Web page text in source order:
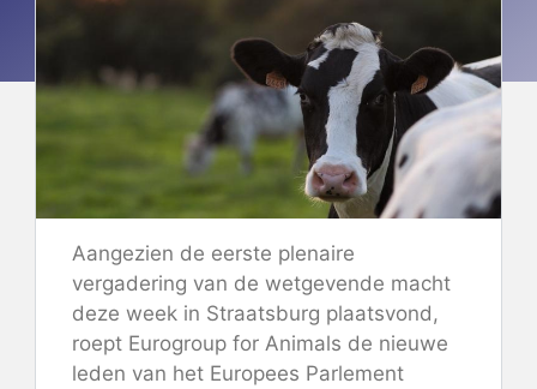
Aangezien de eerste plenaire
vergadering van de wetgevende macht
deze week in Straatsburg plaatsvond,
roept Eurogroup for Animals de nieuwe
leden van het Europees Parlement